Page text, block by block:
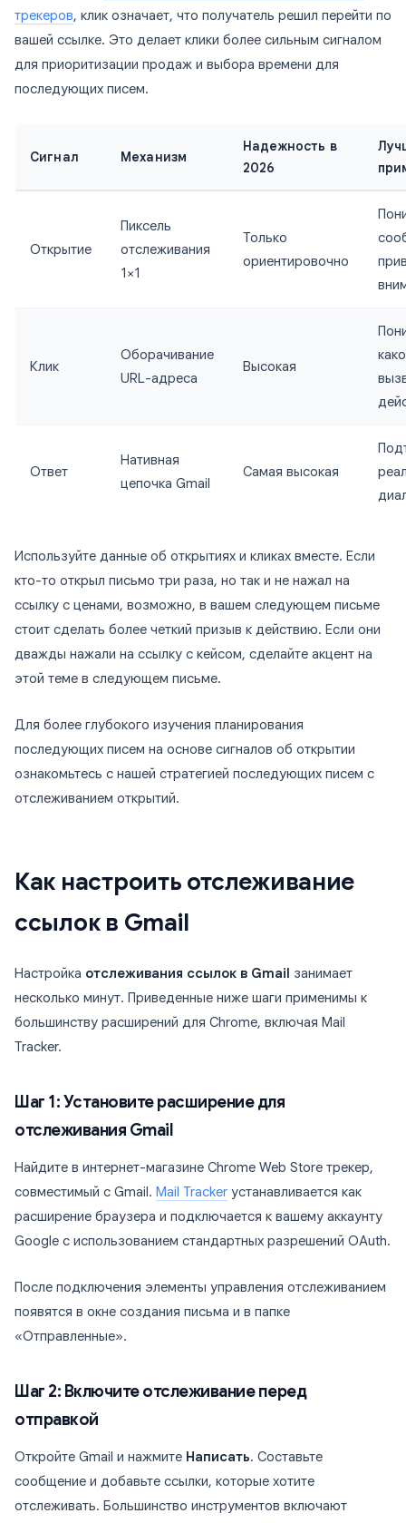
трекеров, клик означает, что получатель решил перейти по
вашей ссылке. Это делает клики более сильным сигналом
для приоритизации продаж и выбора времени для
последующих писем.
Сигнал Механизм
Надежность в
2026
Открытие
Пиксель
отслеживания
1×1
Только
ориентировочно
Клик
Оборачивание
URL-адреса
Высокая
Ответ
Нативная
цепочка Gmail
Самая высокая
Используйте данные об открытиях и кликах вместе. Если
кто-то открыл письмо три раза, но так и не нажал на
ссылку с ценами, возможно, в вашем следующем письме
стоит сделать более четкий призыв к действию. Если они
дважды нажали на ссылку с кейсом, сделайте акцент на
этой теме в следующем письме.
Для более глубокого изучения планирования
последующих писем на основе сигналов об открытии
ознакомьтесь с нашей стратегией последующих писем с
отслеживанием открытий.
Как настроить отслеживание
ссылок в Gmail
Настройка отслеживания ссылок в Gmail занимает
несколько минут. Приведенные ниже шаги применимы к
большинству расширений для Chrome, включая Mail
Tracker.
Шаг 1: Установите расширение для
отслеживания Gmail
Найдите в интернет-магазине Chrome Web Store трекер,
совместимый с Gmail. Mail Tracker устанавливается как
расширение браузера и подключается к вашему аккаунту
Google с использованием стандартных разрешений OAuth.
После подключения элементы управления отслеживанием
появятся в окне создания письма и в папке
«Отправленные».
Шаг 2: Включите отслеживание перед
отправкой
Откройте Gmail и нажмите Написать. Составьте
сообщение и добавьте ссылки, которые хотите
отслеживать. Большинство инструментов включают